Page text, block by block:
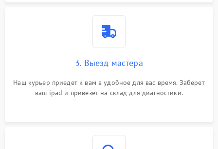
3. Выезд мастера
Наш курьер приедет к вам в удобное для вас время. Заберет
ваш ipad и привезет на склад для диагностики.